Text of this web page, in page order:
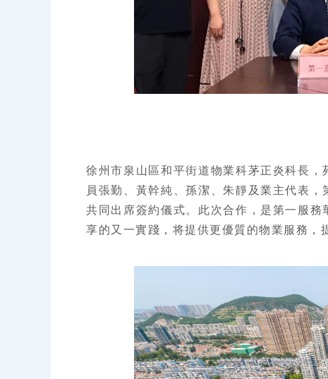
徐州市泉山區和平街道物業科茅正炎科長
員張勤、黃幹純、孫潔、朱靜及業主代表
共同出席簽約儀式。此次合作，是第一服
享的又一實踐，将提供更優質的物業服務，